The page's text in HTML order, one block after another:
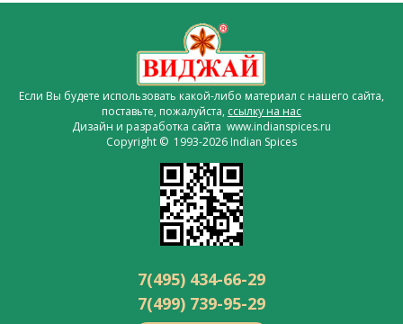
Если Вы будете использовать какой-либо материал с нашего сайта,
поставьте, пожалуйста, ссылку на нас
Дизайн и разработка сайта www.indianspices.ru
Copyright © 1993-2026 Indian Spices
7(495) 434-66-29
7(499) 739-95-29